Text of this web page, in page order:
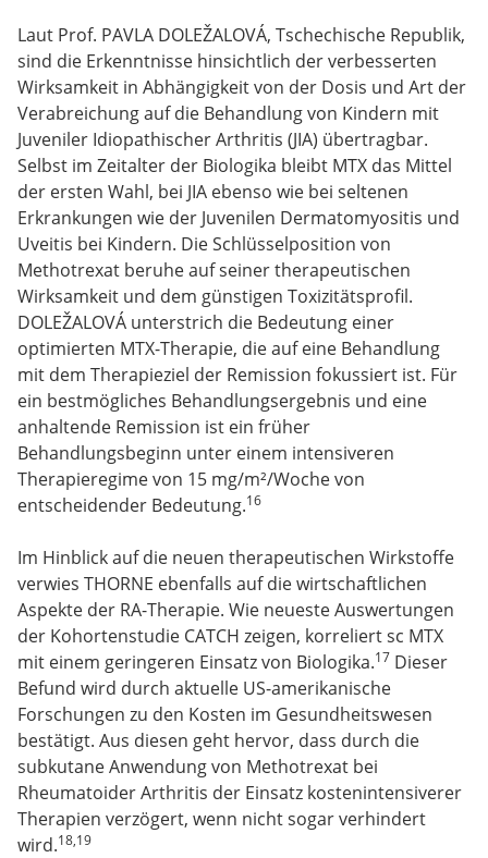
Laut Prof. PAVLA DOLEŽALOVÁ, Tschechische Republik,
sind die Erkenntnisse hinsichtlich der verbesserten
Wirksamkeit in Abhängigkeit von der Dosis und Art der
Verabreichung auf die Behandlung von Kindern mit
Juveniler Idiopathischer Arthritis (JIA) übertragbar.
Selbst im Zeitalter der Biologika bleibt MTX das Mittel
der ersten Wahl, bei JIA ebenso wie bei seltenen
Erkrankungen wie der Juvenilen Dermatomyositis und
Uveitis bei Kindern. Die Schlüsselposition von
Methotrexat beruhe auf seiner therapeutischen
Wirksamkeit und dem günstigen Toxizitätsprofil.
DOLEŽALOVÁ unterstrich die Bedeutung einer
optimierten MTX-Therapie, die auf eine Behandlung
mit dem Therapieziel der Remission fokussiert ist. Für
ein bestmögliches Behandlungsergebnis und eine
anhaltende Remission ist ein früher
Behandlungsbeginn unter einem intensiveren
Therapieregime von 15 mg/m²/Woche von
entscheidender Bedeutung.16
Im Hinblick auf die neuen therapeutischen Wirkstoffe
verwies THORNE ebenfalls auf die wirtschaftlichen
Aspekte der RA-Therapie. Wie neueste Auswertungen
der Kohortenstudie CATCH zeigen, korreliert sc MTX
mit einem geringeren Einsatz von Biologika.17 Dieser
Befund wird durch aktuelle US-amerikanische
Forschungen zu den Kosten im Gesundheitswesen
bestätigt. Aus diesen geht hervor, dass durch die
subkutane Anwendung von Methotrexat bei
Rheumatoider Arthritis der Einsatz kostenintensiverer
Therapien verzögert, wenn nicht sogar verhindert
wird.18,19